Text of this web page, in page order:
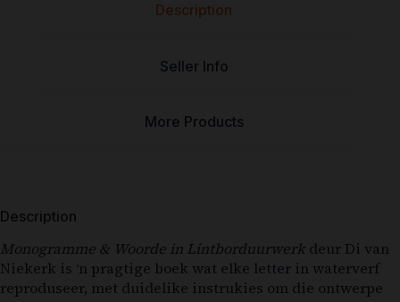
Description
Seller Info
More Products
Description
Monogramme & Woorde in Lintborduurwerkdeur Di van
Niekerk is ‘n pragtige boek wat elke letter in waterverf
reproduseer, met duidelike instrukies om die ontwerpe